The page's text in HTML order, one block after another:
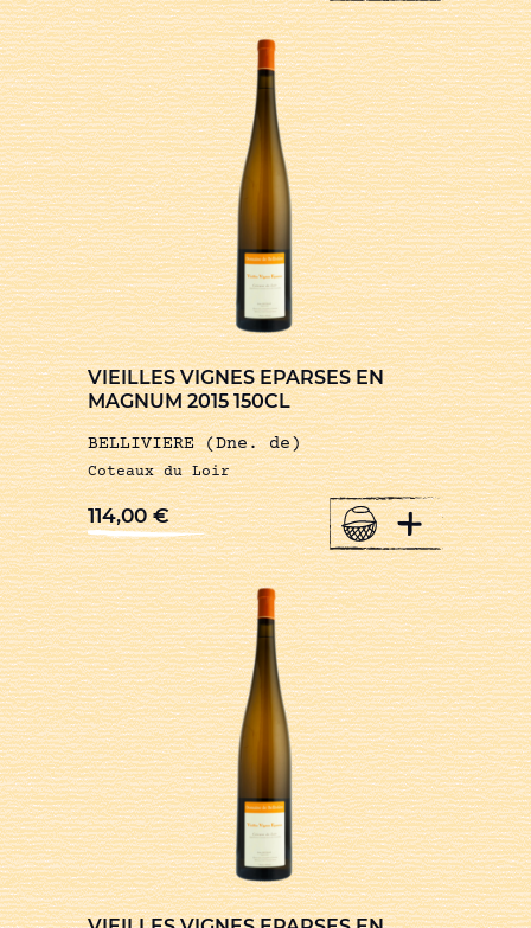
VIEILLES VIGNES EPARSES EN
MAGNUM 2015 150CL
BELLIVIERE (Dne. de)
Coteaux du Loir
114,00€ +